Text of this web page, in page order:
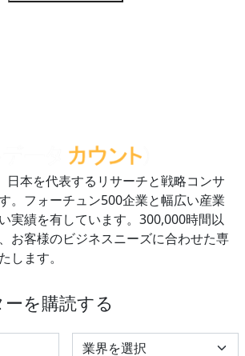
日本を代表するリサーチと戦略コンサ
。フォーチュン500企業と幅広い産業
実績を有しています。300,000時間以
お客様のビジネスニーズに合わせた専
します。
を購読する
Select Industry